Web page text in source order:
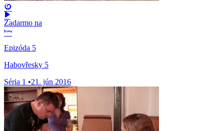
Zadarmo na
Epizóda 5
Habovřesky 5
Séria 1 •21. jún 2016